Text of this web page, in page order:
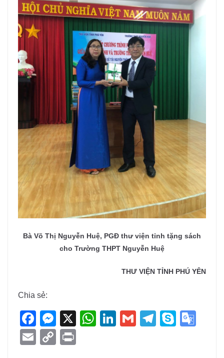
Bà Võ Thị Nguyễn Huệ, PGĐ thư viện tỉnh tặng sách
cho Trường THPT Nguyễn Huệ
THƯ VIỆN TỈNH PHÚ YÊN
Chia sẻ:
F
a
c
M
e
ss
X
W
Li
G
T
S
E
C